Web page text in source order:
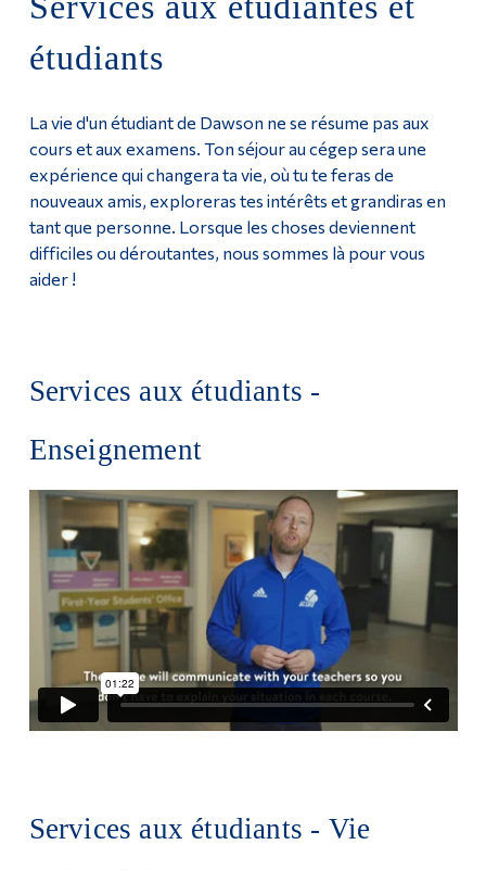
Services aux étudiantes et étudiants
étudiants
La vie d'un étudiant de Dawson ne se résume pas aux
cours et aux examens. Ton séjour au cégep sera une
expérience qui changera ta vie, où tu te feras de
nouveaux amis, exploreras tes intérêts et grandiras en
tant que personne. Lorsque les choses deviennent
difficiles ou déroutantes, nous sommes là pour vous
aider !
Services aux étudiants -
Enseignement
Services aux étudiants - Vie
Menu principal
Programmes
Formation continue
Admissions
Futurs étudiants
Diplômé·es et visiteur·euses